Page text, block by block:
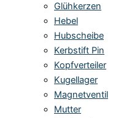
Glühkerzen
Hebel
Hubscheibe
Kerbstift Pin
Kopfverteiler
Kugellager
Magnetventil
Mutter